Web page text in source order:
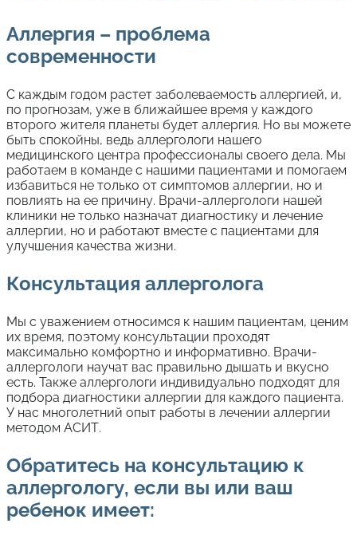
Аллергия – проблема
современности
С каждым годом растет заболеваемость аллергией, и,
по прогнозам, уже в ближайшее время у каждого
второго жителя планеты будет аллергия. Но вы можете
быть спокойны, ведь аллергологи нашего
медицинского центра профессионалы своего дела. Мы
работаем в команде с нашими пациентами и помогаем
избавиться не только от симптомов аллергии, но и
повлиять на ее причину. Врачи-аллергологи нашей
клиники не только назначат диагностику и лечение
аллергии, но и работают вместе с пациентами для
улучшения качества жизни.
Консультация аллерголога
Мы с уважением относимся к нашим пациентам, ценим
их время, поэтому консультации проходят
максимально комфортно и информативно. Врачи-
аллергологи научат вас правильно дышать и вкусно
есть. Также аллергологи индивидуально подходят для
подбора диагностики аллергии для каждого пациента.
У нас многолетний опыт работы в лечении аллергии
методом АСИТ.
Обратитесь на консультацию к
аллергологу, если вы или ваш
ребенок имеет: